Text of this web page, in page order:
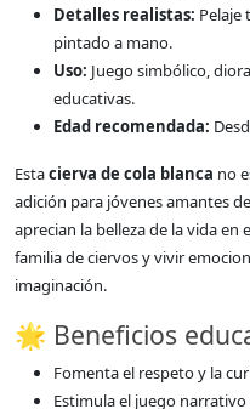
Detalles realistas: Pelaje
pintado a mano.
Uso: Juego simbólico,
educativas.
Edad recomendada:
Estacierva de cola blanca no
adición para jóvenes amantes
aprecian la belleza de la vida
familia de ciervos y vivir
imaginación.
🌟 Beneficios
Fomenta el respeto y la
Estimula el juego